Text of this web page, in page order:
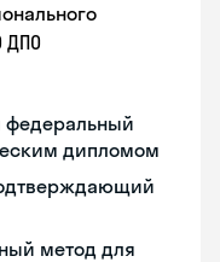
ДПО
федеральный
дипломом
метод для